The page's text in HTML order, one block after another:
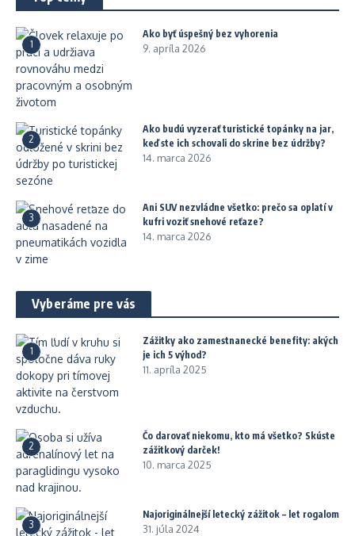
1
Ako byť úspešný bez vyhorenia
9. apríla 2026
2
Ako budú vyzerať turistické topánky na jar,
keď ste ich schovali do skrine bez údržby?
14. marca 2026
3
Ani SUV nezvládne všetko: prečo sa oplatí v
kufri voziť snehové reťaze?
14. marca 2026
Vyberáme pre vás
1
Zážitky ako zamestnanecké benefity: akých
je ich 5 výhod?
11. apríla 2025
2
Čo darovať niekomu, kto má všetko? Skúste
zážitkový darček!
10. marca 2025
3
Najoriginálnejší letecký zážitok – let rogalom
31. júla 2024